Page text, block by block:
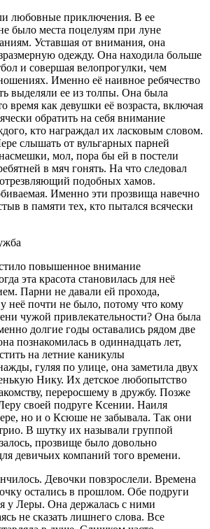
любовные приключения. В ее
было места поцелуям при луне
Уставшая от внимания, она
одежду. Она находила больше
и совершая велопрогулки, чем
Именно еë наивное ребячество
выделяли ее из толпы. Она была
время как девушки её возраста, включая
обратить на себя внимание
кто награждал их ласковым словом.
слышать от вульгарных парней
мол, пора бы ей в постели
в мяч гонять. На что следовал
подобных хамов.
Именно эти прозвища навечно
в памяти тех, кто пытался всячески
повышенное внимание
эта красота становилась для неë
Парни не давали ей прохода,
неë почти не было, потому что кому
чужой привлекательности? Она была
долгие годы оставались рядом две
познакомилась в одиннадцать лет,
на летние каникулы
гуляя по улице, она заметила двух
Нику. Их детское любопытство
переросшему в дружбу. Позже
своей подруге Ксении. Наиля
но и о Ксюше не забывала. Так они
В шутку их называли группой
прозвище было довольно
девичьих компаний того времени.
Девочки повзрослели. Времена
остались в прошлом. Обе подруги
у Леры. Она держалась с ними
не сказать лишнего слова. Все